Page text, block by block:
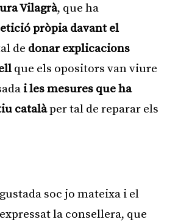
Vilagrà, que ha
pròpia davant el
de donar explicacions
que els opositors van viure
i les mesures que ha
catalàper tal de reparar els
soc jo mateixa i el
la consellera, que